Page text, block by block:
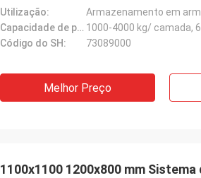
Utilização:
Armazenamento em
Capacidade de peso: 1000-4000 kg/ camada,
Código do SH:
73089000
Melhor Preço
1100x1100 1200x800 mm